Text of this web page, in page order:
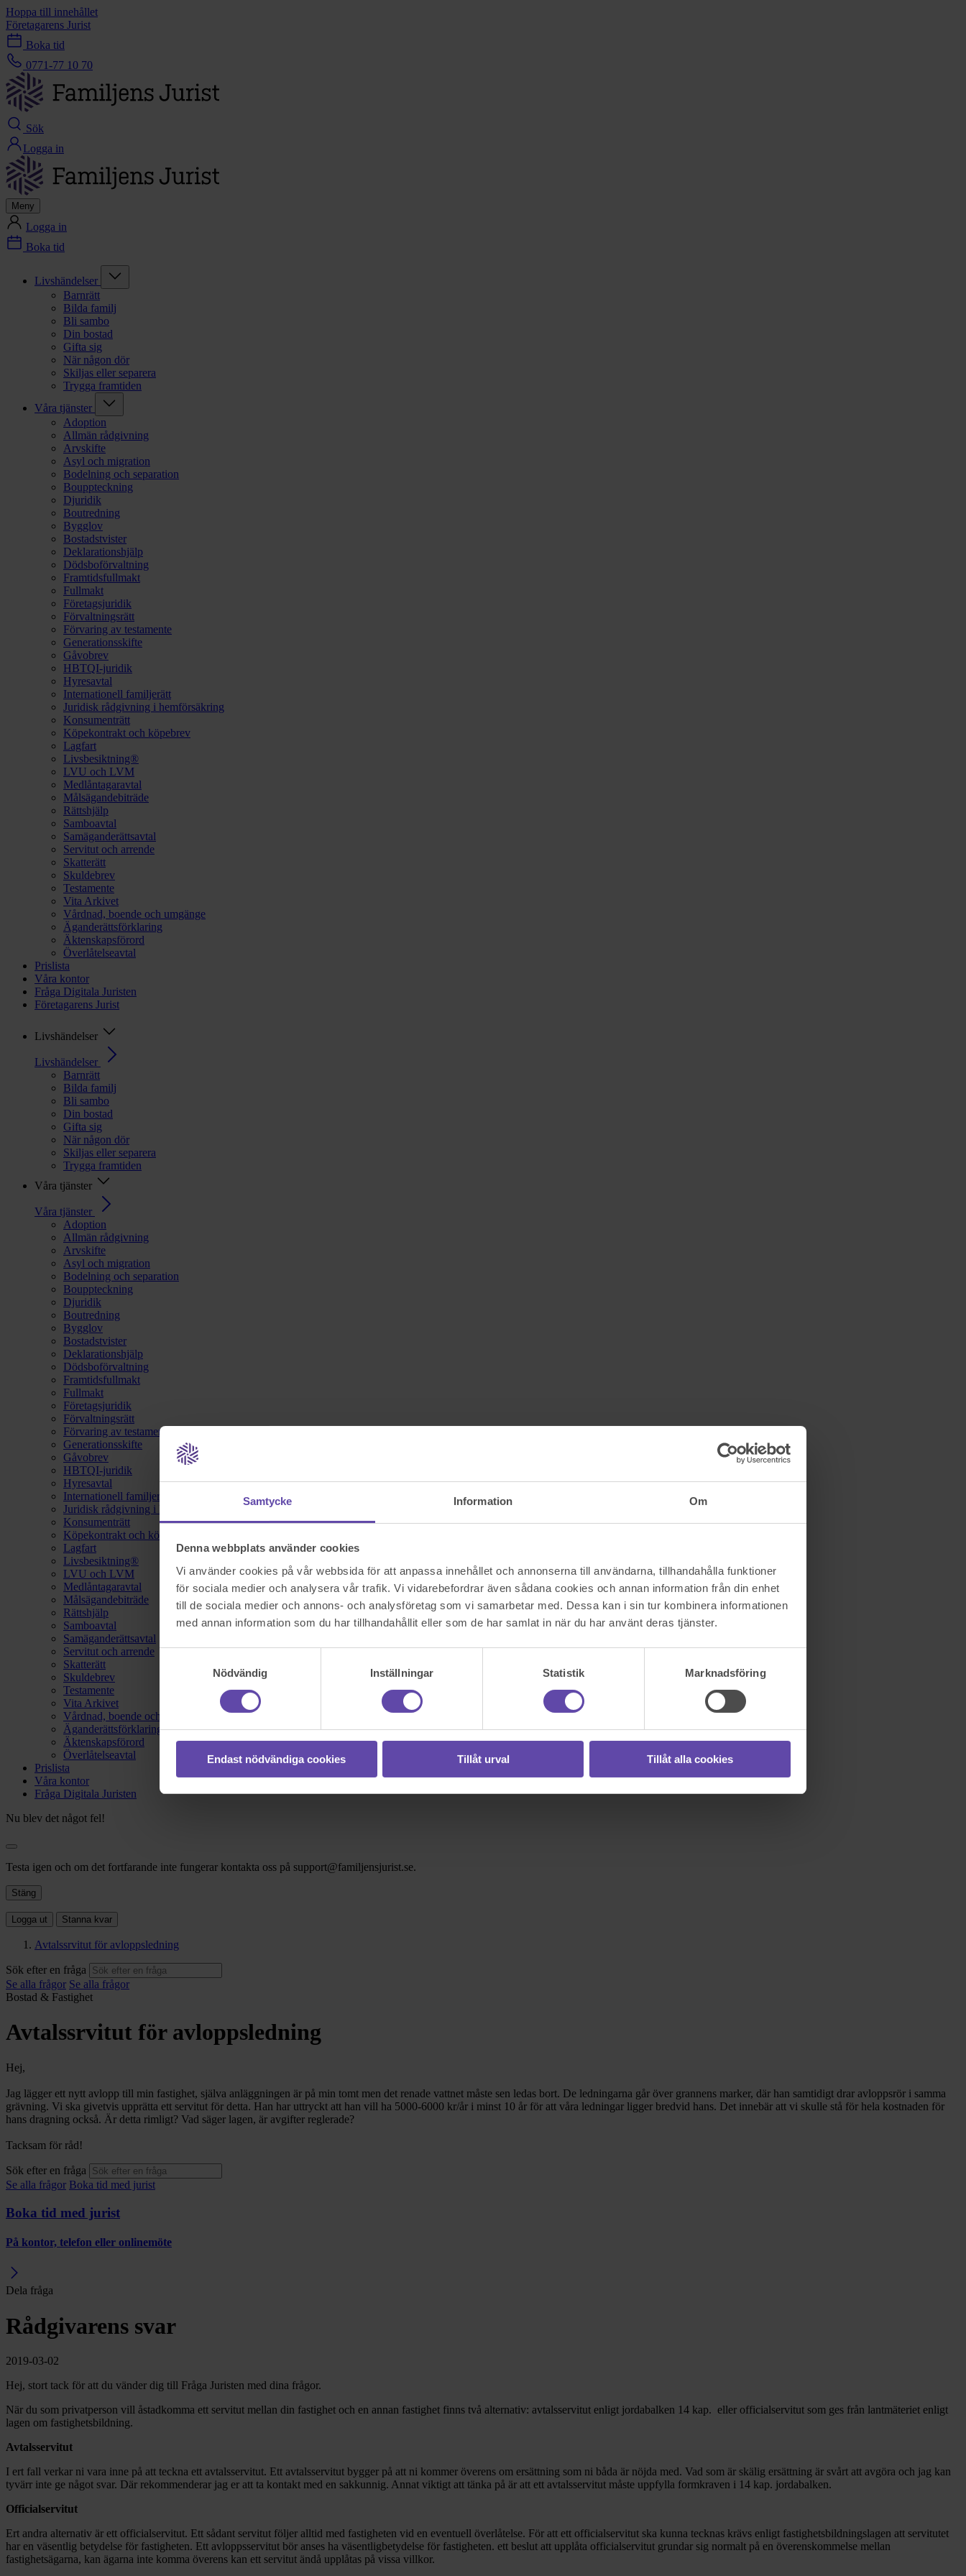
Samtycke Information Om
Denna webbplats använder cookies
Vi använder cookies på vår webbsida för att anpassa innehållet och annonserna till användarna, tillhandahålla funktioner
för sociala medier och analysera vår trafik. Vi vidarebefordrar även sådana cookies och annan information från din enhet
till de sociala medier och annons- och analysföretag som vi samarbetar med. Dessa kan i sin tur kombinera informationen
med annan information som du har tillhandahållit eller som de har samlat in när du har använt deras tjänster.
Nödvändig
Inställningar Statistik Marknadsföring
Endast nödvändiga cookies Tillåt urval Tillåt alla cookies
Hoppa till innehållet
Företagarens Jurist
Boka tid
0771-77 10 70
Sök
Logga in
Meny
Logga in
Boka tid
Livshändelser
Barnrätt
Bilda familj
Bli sambo
Din bostad
Gifta sig
När någon dör
Skiljas eller separera
Trygga framtiden
Våra tjänster
Adoption
Allmän rådgivning
Arvskifte
Asyl och migration
Bodelning och separation
Bouppteckning
Djuridik
Boutredning
Bygglov
Bostadstvister
Deklarationshjälp
Dödsboförvaltning
Framtidsfullmakt
Fullmakt
Företagsjuridik
Förvaltningsrätt
Förvaring av testamente
Generationsskifte
Gåvobrev
HBTQI-juridik
Hyresavtal
Internationell familjerätt
Juridisk rådgivning i hemförsäkring
Konsumenträtt
Köpekontrakt och köpebrev
Lagfart
Livsbesiktning®
LVU och LVM
Medlåntagaravtal
Målsägandebiträde
Rättshjälp
Samboavtal
Samäganderättsavtal
Servitut och arrende
Skatterätt
Skuldebrev
Testamente
Vita Arkivet
Vårdnad, boende och umgänge
Äganderättsförklaring
Äktenskapsförord
Överlåtelseavtal
Prislista
Våra kontor
Fråga Digitala Juristen
Företagarens Jurist
Livshändelser
Livshändelser
Barnrätt
Bilda familj
Bli sambo
Din bostad
Gifta sig
När någon dör
Skiljas eller separera
Trygga framtiden
Våra tjänster
Våra tjänster
Adoption
Allmän rådgivning
Arvskifte
Asyl och migration
Bodelning och separation
Bouppteckning
Djuridik
Boutredning
Bygglov
Bostadstvister
Deklarationshjälp
Dödsboförvaltning
Framtidsfullmakt
Fullmakt
Företagsjuridik
Förvaltningsrätt
Förvaring av testamente
Generationsskifte
Gåvobrev
HBTQI-juridik
Hyresavtal
Internationell familjerätt
Juridisk rådgivning i hemförsäkring
Konsumenträtt
Köpekontrakt och köpebrev
Lagfart
Livsbesiktning®
LVU och LVM
Medlåntagaravtal
Målsägandebiträde
Rättshjälp
Samboavtal
Samäganderättsavtal
Servitut och arrende
Skatterätt
Skuldebrev
Testamente
Vita Arkivet
Vårdnad, boende och umgänge
Äganderättsförklaring
Äktenskapsförord
Överlåtelseavtal
Prislista
Våra kontor
Fråga Digitala Juristen
Nu blev det något fel!
Testa igen och om det fortfarande inte fungerar kontakta oss på support@familjensjurist.se.
Stäng
Logga ut Stanna kvar
Avtalssrvitut för avloppsledning
Sök efter en fråga
Se alla frågor Se alla frågor
Bostad & Fastighet
Avtalssrvitut för avloppsledning
Hej,
Jag lägger ett nytt avlopp till min fastighet, själva anläggningen är på min tomt men det renade vattnet måste sen ledas bort. De ledningarna går över grannens marker, där han samtidigt drar avloppsrör i samma
grävning. Vi ska givetvis upprätta ett servitut för detta. Han har uttryckt att han vill ha 5000-6000 kr/år i minst 10 år för att våra ledningar ligger bredvid hans. Det innebär att vi skulle stå för hela kostnaden för
hans dragning också. Är detta rimligt? Vad säger lagen, är avgifter reglerade?
Tacksam för råd!
Sök efter en fråga
Se alla frågor Boka tid med jurist
Boka tid med jurist
På kontor, telefon eller onlinemöte
Dela fråga
Rådgivarens svar
2019-03-02
Hej, stort tack för att du vänder dig till Fråga Juristen med dina frågor.
När du som privatperson vill åstadkomma ett servitut mellan din fastighet och en annan fastighet finns två alternativ: avtalsservitut enligt jordabalken 14 kap. eller officialservitut som ges från lantmäteriet enligt
lagen om fastighetsbildning.
Avtalsservitut
I ert fall verkar ni vara inne på att teckna ett avtalsservitut. Ett avtalsservitut bygger på att ni kommer överens om ersättning som ni båda är nöjda med. Vad som är skälig ersättning är svårt att avgöra och jag kan
tyvärr inte ge något svar. Där rekommenderar jag er att ta kontakt med en sakkunnig. Annat viktigt att tänka på är att ett avtalsservitut måste uppfylla formkraven i 14 kap. jordabalken.
Officialservitut
Ert andra alternativ är ett officialservitut. Ett sådant servitut följer alltid med fastigheten vid en eventuell överlåtelse. För att ett officialservitut ska kunna tecknas krävs enligt fastighetsbildningslagen att servitutet
har en väsentlig betydelse för fastigheten. Ett avloppsservitut bör anses ha väsentligbetydelse för fastigheten. ett beslut att upplåta officialservitut grundar sig normalt på en överenskommelse mellan
fastighetsägarna, kan ägarna inte komma överens kan ett servitut ändå upplåtas på vissa villkor.